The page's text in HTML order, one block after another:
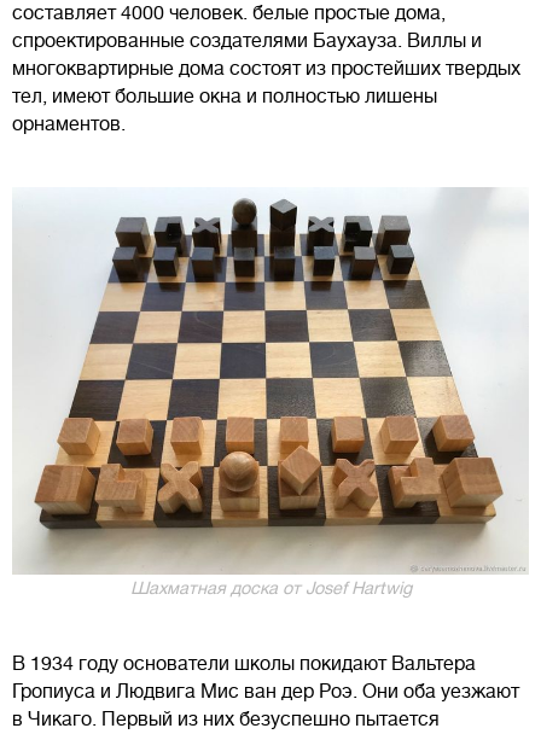
составляет 4000 человек. белые простые дома,
спроектированные создателями Баухауза. Виллы и
многоквартирные дома состоят из простейших твердых
тел, имеют большие окна и полностью лишены
орнаментов.
Шахматная доска от Josef Hartwig
В 1934 году основатели школы покидают Вальтера
Гропиуса и Людвига Мис ван дер Роэ. Они оба уезжают
в Чикаго. Первый из них безуспешно пытается